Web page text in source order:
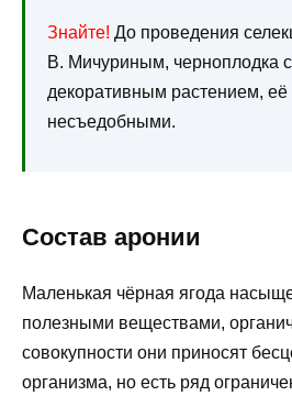
Знайте! До проведения
В. Мичуриным, черноплодка
декоративным растением,
несъедобными.
Состав аронии
Маленькая чёрная ягода
полезными веществами,
совокупности они приносят
организма, но есть ряд